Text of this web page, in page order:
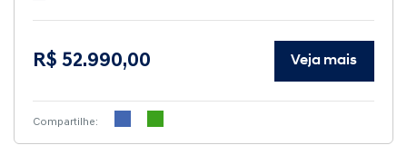
R$ 52.990,00 Veja mais
Compartilhe: